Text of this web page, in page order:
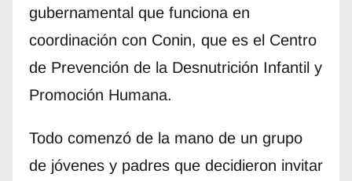
gubernamental que funciona en
coordinación con Conin, que es el Centro
de Prevención de la Desnutrición Infantil y
Promoción Humana.
Todo comenzó de la mano de un grupo
de jóvenes y padres que decidieron invitar